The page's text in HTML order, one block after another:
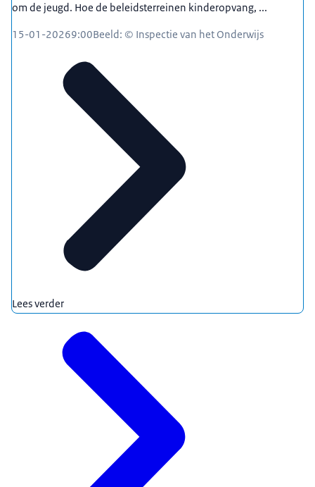
om de jeugd. Hoe de beleidsterreinen kinderopvang, ...
15-01-20269:00Beeld: © Inspectie van het Onderwijs
Lees verder